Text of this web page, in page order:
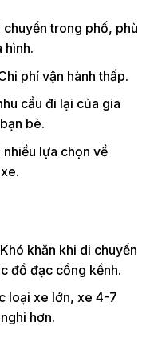
chuyển trong phố, phù
hình.
phí vận hành thấp.
cầu đi lại của gia
bè.
lựa chọn về
khăn khi di chuyển
đồ đạc cồng kềnh.
loại xe lớn, xe 4-7
hơn.